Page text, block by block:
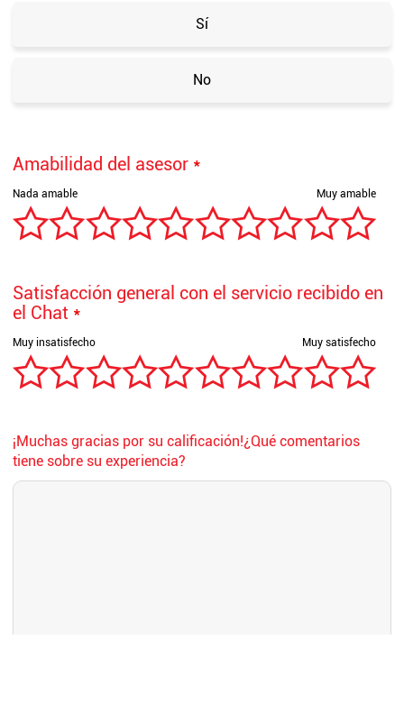
Sí
No
Amabilidad del asesor *
Satisfacción general con el servicio recibido en
el Chat *
¡Muchas gracias por su calificación!¿Qué comentarios
tiene sobre su experiencia?